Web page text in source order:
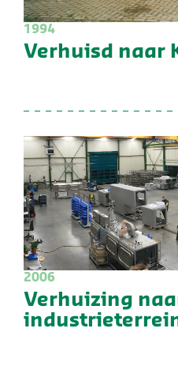
1994
Verhuisd naar
2006
Verhuizing